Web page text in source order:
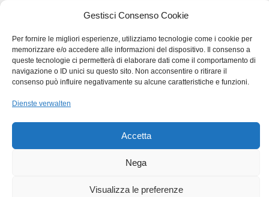
Gestisci Consenso Cookie
Per fornire le migliori esperienze, utilizziamo tecnologie come i cookie per
memorizzare e/o accedere alle informazioni del dispositivo. Il consenso a
queste tecnologie ci permetterà di elaborare dati come il comportamento di
navigazione o ID unici su questo sito. Non acconsentire o ritirare il
consenso può influire negativamente su alcune caratteristiche e funzioni.
Dienste verwalten
Accetta
Nega
Visualizza le preferenze
36034 MOLINA DI MALO (VI)
TEL +39 0445.510207
FAX+39 0445.639274
INFO@BMBPACK.COM
Copyright © 2026 BMB Packaging